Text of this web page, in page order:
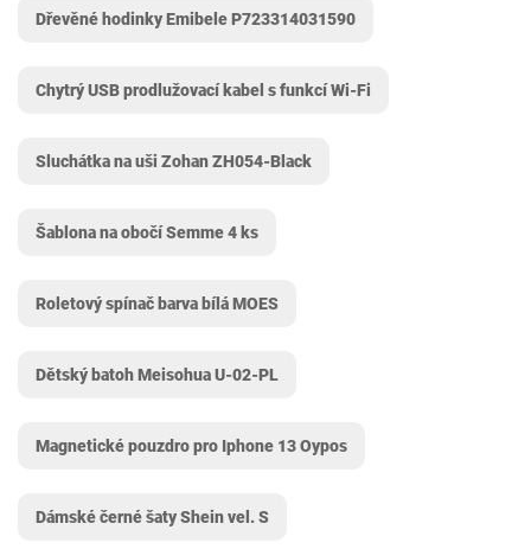
Dřevěné hodinky Emibele P723314031590
Chytrý USB prodlužovací kabel s funkcí Wi-Fi
Sluchátka na uši Zohan ZH054-Black
Šablona na obočí Semme 4 ks
Roletový spínač barva bílá MOES
Dětský batoh Meisohua U-02-PL
Magnetické pouzdro pro Iphone 13 Oypos
Dámské černé šaty Shein vel. S